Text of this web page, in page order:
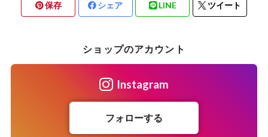
保存 シェア LINE ツイート
ショップのアカウント
Instagram
フォローする